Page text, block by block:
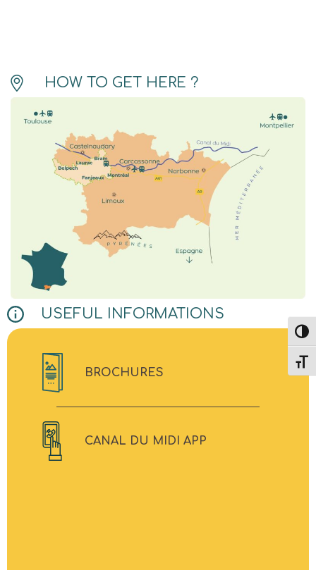
HOW TO GET HERE ?
USEFUL INFORMATIONS
BROCHURES
CANAL DU MIDI APP